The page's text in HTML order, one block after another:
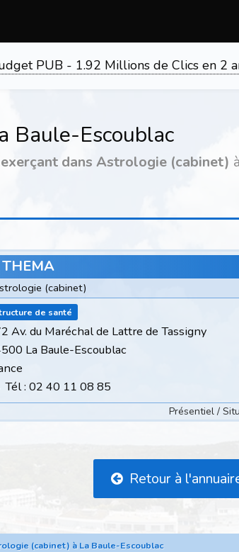
PUB - 1.92 Millions de Clics en 2
Baule-Escoublac
dans Astrologie (cabinet)
THEMA
(cabinet)
de santé
Av. du Maréchal de Lattre de Tassigny
La Baule-Escoublac
Tél : 02 40 11 08 85
Présentiel /
Retour à
(cabinet) à La Baule-Escoublac